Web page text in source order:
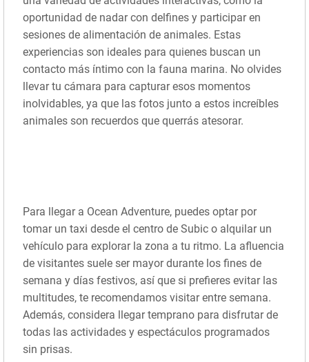
oportunidad de nadar con delfines y participar en
sesiones de alimentación de animales. Estas
experiencias son ideales para quienes buscan un
contacto más íntimo con la fauna marina. No olvides
llevar tu cámara para capturar esos momentos
inolvidables, ya que las fotos junto a estos increíbles
animales son recuerdos que querrás atesorar.
Para llegar a Ocean Adventure, puedes optar por
tomar un taxi desde el centro de Subic o alquilar un
vehículo para explorar la zona a tu ritmo. La afluencia
de visitantes suele ser mayor durante los fines de
semana y días festivos, así que si prefieres evitar las
multitudes, te recomendamos visitar entre semana.
Además, considera llegar temprano para disfrutar de
todas las actividades y espectáculos programados
sin prisas.